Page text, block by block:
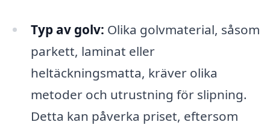
Typ av golv: Olika golvmaterial, såsom
parkett, laminat eller
heltäckningsmatta, kräver olika
metoder och utrustning för slipning.
Detta kan påverka priset, eftersom